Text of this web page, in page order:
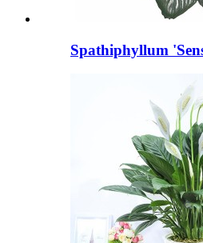
Spathiphyllum